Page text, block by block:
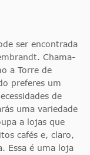
ser encontrada
Chama-
a Torre de
preferes um
de
uma variedade
a lojas que
cafés e, claro,
Essa é uma loja